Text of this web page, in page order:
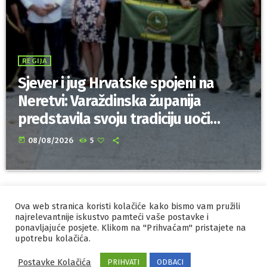
REGIJA
Sjever i jug Hrvatske spojeni na
Neretvi: Varaždinska županija
predstavila svoju tradiciju uoči
Maratona lađa
today 08/08/2026 5
IZRADA I HOSTINGORBIS
MARKETING
PRAVILA PRIVATNOSTI
Ova web stranica koristi kolačiće kako bismo vam pružili
najrelevantnije iskustvo pamteći vaše postavke i
ponavljajuće posjete. Klikom na "Prihvaćam" pristajete na
upotrebu kolačića.
Postavke Kolačića PRIHVATI ODBACI